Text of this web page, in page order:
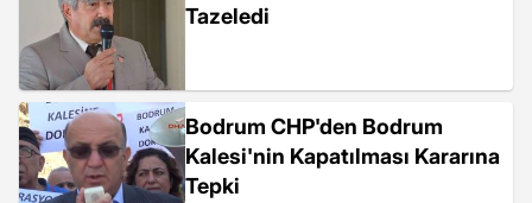
Tazeledi
Bodrum CHP'den Bodrum
Kalesi'nin Kapatılması Kararına
Tepki